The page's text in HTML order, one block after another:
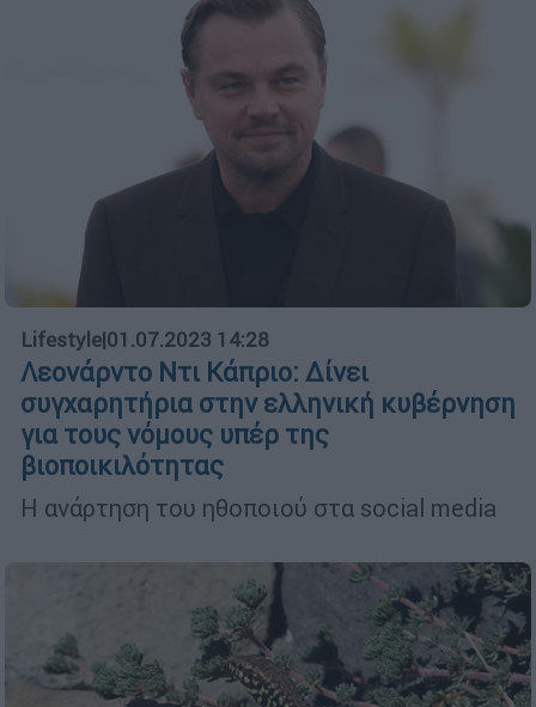
Lifestyle|01.07.2023 14:28
Λεονάρντο Ντι Κάπριο: Δίνει
συγχαρητήρια στην ελληνική κυβέρνηση
για τους νόμους υπέρ της
βιοποικιλότητας
Η ανάρτηση του ηθοποιού στα social media